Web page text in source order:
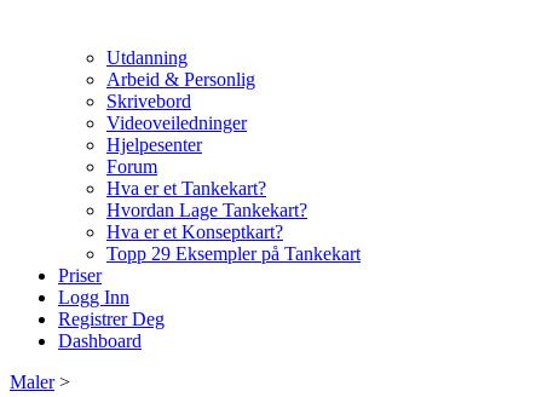
Utdanning
Arbeid & Personlig
Skrivebord
Videoveiledninger
Hjelpesenter
Forum
Hva er et Tankekart?
Hvordan Lage Tankekart?
Hva er et Konseptkart?
Topp 29 Eksempler på Tankekart
Priser
Logg Inn
Registrer Deg
Dashboard
Maler >